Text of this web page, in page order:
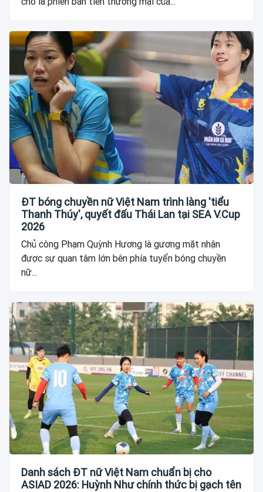
ĐT bóng chuyền nữ Việt Nam trình làng 'tiểu
Thanh Thúy', quyết đấu Thái Lan tại SEA V.Cup
2026
Chủ công Phạm Quỳnh Hương là gương mặt nhận
được sự quan tâm lớn bên phía tuyển bóng chuyền
nữ...
Danh sách ĐT nữ Việt Nam chuẩn bị cho
ASIAD 2026: Huỳnh Như chính thức bị gạch tên